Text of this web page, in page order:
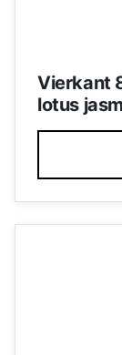
Vierkant
lotus